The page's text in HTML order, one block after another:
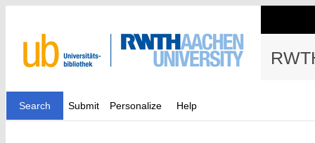
Search Submit Personalize Help